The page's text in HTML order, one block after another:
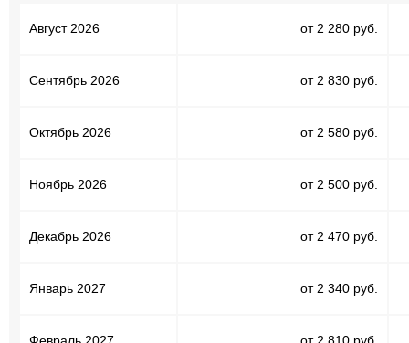
Август 2026 от 2 280 руб.
Сентябрь 2026 от 2 830 руб.
Октябрь 2026 от 2 580 руб.
Ноябрь 2026 от 2 500 руб.
Декабрь 2026 от 2 470 руб.
Январь 2027 от 2 340 руб.